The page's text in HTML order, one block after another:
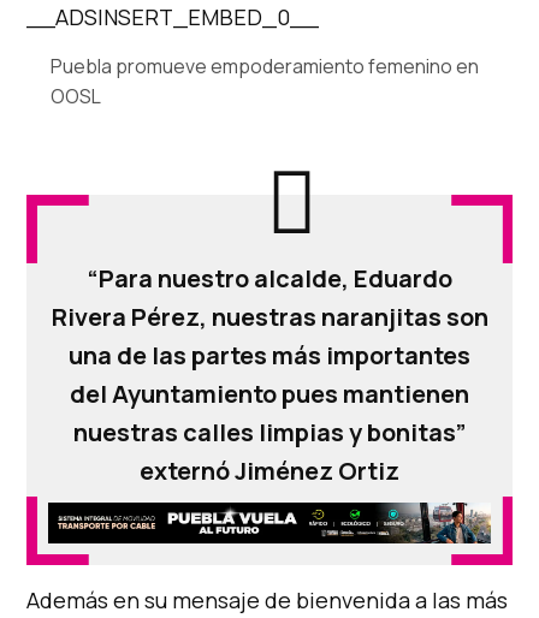
__ADSINSERT_EMBED_0__
Puebla promueve empoderamiento femenino en
OOSL
“Para nuestro alcalde, Eduardo
Rivera Pérez, nuestras naranjitas son
una de las partes más importantes
del Ayuntamiento pues mantienen
nuestras calles limpias y bonitas”
externó Jiménez Ortiz
Además en su mensaje de bienvenida a las más